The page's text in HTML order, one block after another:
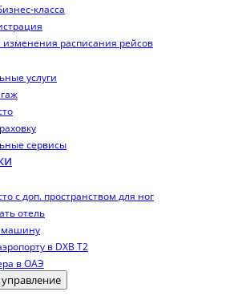
класса
расписания рейсов
услуги
сервисы
с доп. пространством для ног
отель
машину
в DXB T2
в ОАЭ